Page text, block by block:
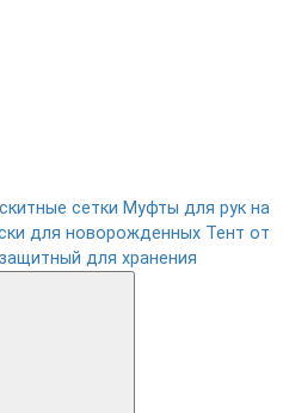
сетки Муфты для рук на
для новорожденных Тент от
для хранения